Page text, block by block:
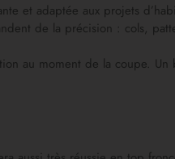
et adaptée aux projets
de la précision : cols,
au moment de la coupe.